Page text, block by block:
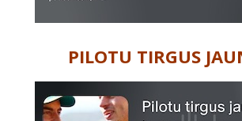
PILOTU TIRGUS